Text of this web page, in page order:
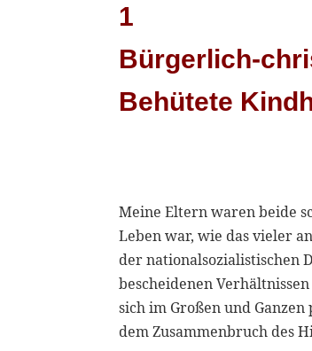
1
Bürgerlich-
Behütete
Meine Eltern waren beide
Leben war, wie das vieler
der nationalsozialistischen
bescheidenen
sich im Großen und
dem Zusammenbruch des